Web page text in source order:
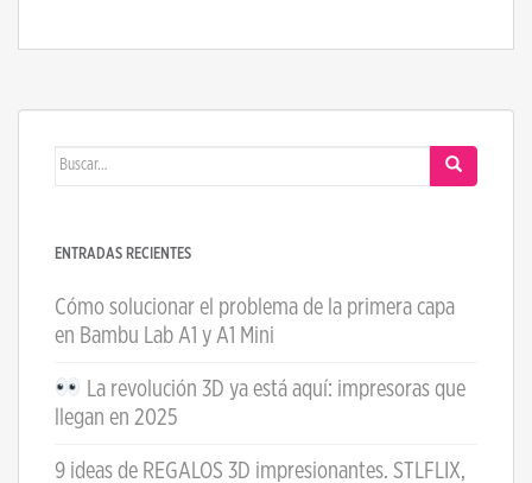
Buscar:
ENTRADAS RECIENTES
Cómo solucionar el problema de la primera capa
en Bambu Lab A1 y A1 Mini
La revolución 3D ya está aquí: impresoras que
llegan en 2025
9 ideas de REGALOS 3D impresionantes. STLFLIX,